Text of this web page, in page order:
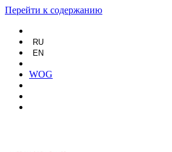
Перейти к содержанию
RU
EN
WOG